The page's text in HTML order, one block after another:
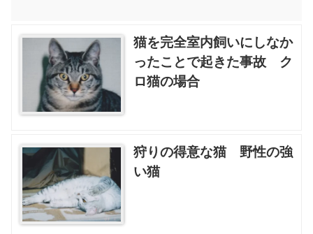
猫を完全室内飼いにしなか
ったことで起きた事故 ク
ロ猫の場合
狩りの得意な猫 野性の強
い猫